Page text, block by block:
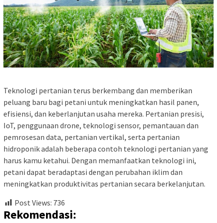
Teknologi pertanian terus berkembang dan memberikan
peluang baru bagi petani untuk meningkatkan hasil panen,
efisiensi, dan keberlanjutan usaha mereka. Pertanian presisi,
IoT, penggunaan drone, teknologi sensor, pemantauan dan
pemrosesan data, pertanian vertikal, serta pertanian
hidroponik adalah beberapa contoh teknologi pertanian yang
harus kamu ketahui. Dengan memanfaatkan teknologi ini,
petani dapat beradaptasi dengan perubahan iklim dan
meningkatkan produktivitas pertanian secara berkelanjutan.
Post Views: 736
Rekomendasi: